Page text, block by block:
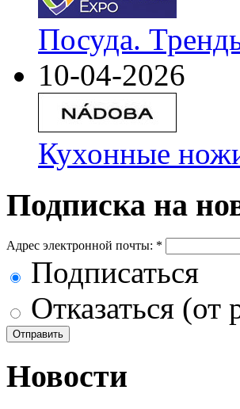
Посуда.
10-04-2026
Кухонные
Подписка на
Адрес электронной почты: *
Подписаться
Отказаться (от
Новости